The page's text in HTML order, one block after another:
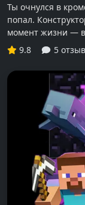
Ты очнулся в
попал.
момент жизни —
9.8
5